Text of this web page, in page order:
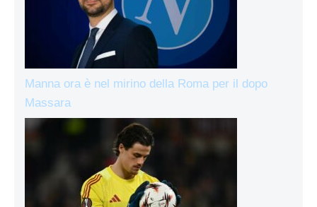
Manna ora è nel mirino della Roma per il dopo
Massara